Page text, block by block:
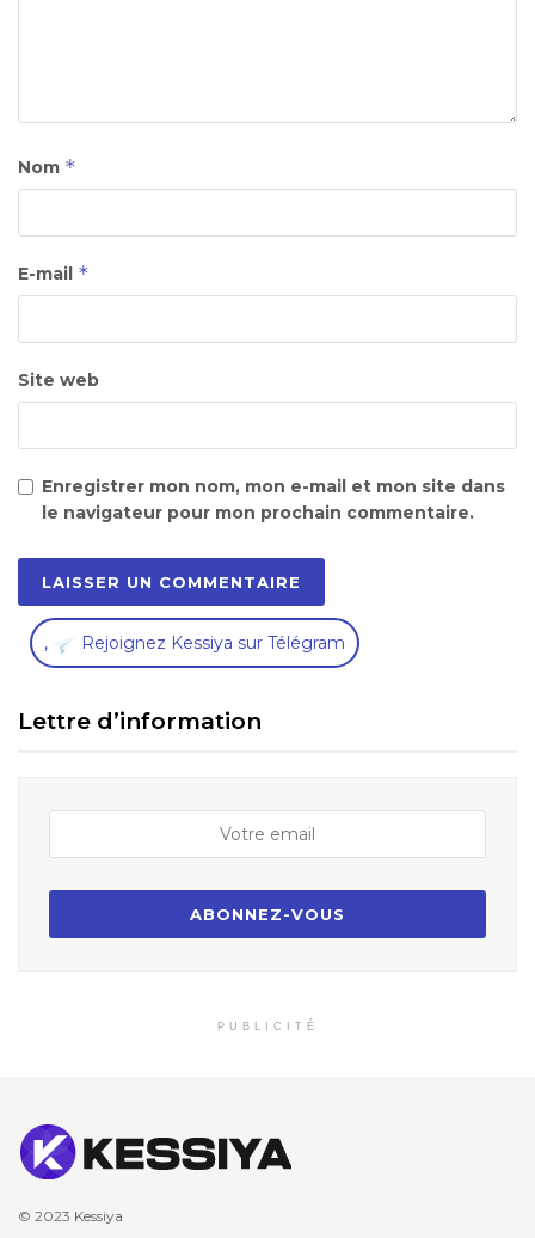
Nom *
E-mail *
Site web
Enregistrer mon nom, mon e-mail et mon site dans
le navigateur pour mon prochain commentaire.
, Rejoignez Kessiya sur Télégram
Lettre d’information
PUBLICITÉ
© 2023 Kessiya